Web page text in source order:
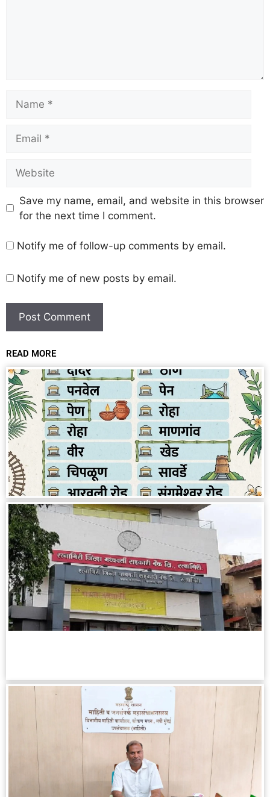
Save my name, email, and website in this browser
for the next time I comment.
Notify me of follow-up comments by email.
Notify me of new posts by email.
READ MORE